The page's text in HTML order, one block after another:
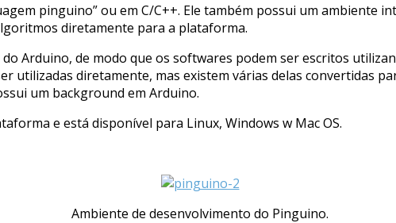
pinguino” ou em C/C++. Ele também possui um ambiente
diretamente para a plataforma.
Arduino, de modo que os softwares podem ser escritos
utilizadas diretamente, mas existem várias delas convertidas
um background em Arduino.
e está disponível para Linux, Windows w Mac OS.
Ambiente de desenvolvimento do Pinguino.